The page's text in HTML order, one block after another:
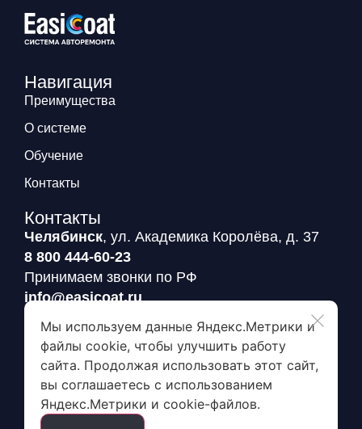
Навигация
Преимущества
О системе
Обучение
Контакты
Контакты
Челябинск, ул. Академика Королёва, д. 37
8 800 444-60-23
Принимаем звонки по РФ
info@easicoat.ru
Заявка на пробный пакет
Мы используем данные Яндекс.Метрики и
файлы cookie, чтобы улучшить работу
сайта. Продолжая использовать этот сайт,
вы соглашаетесь с использованием
Яндекс.Метрики и cookie-файлов.